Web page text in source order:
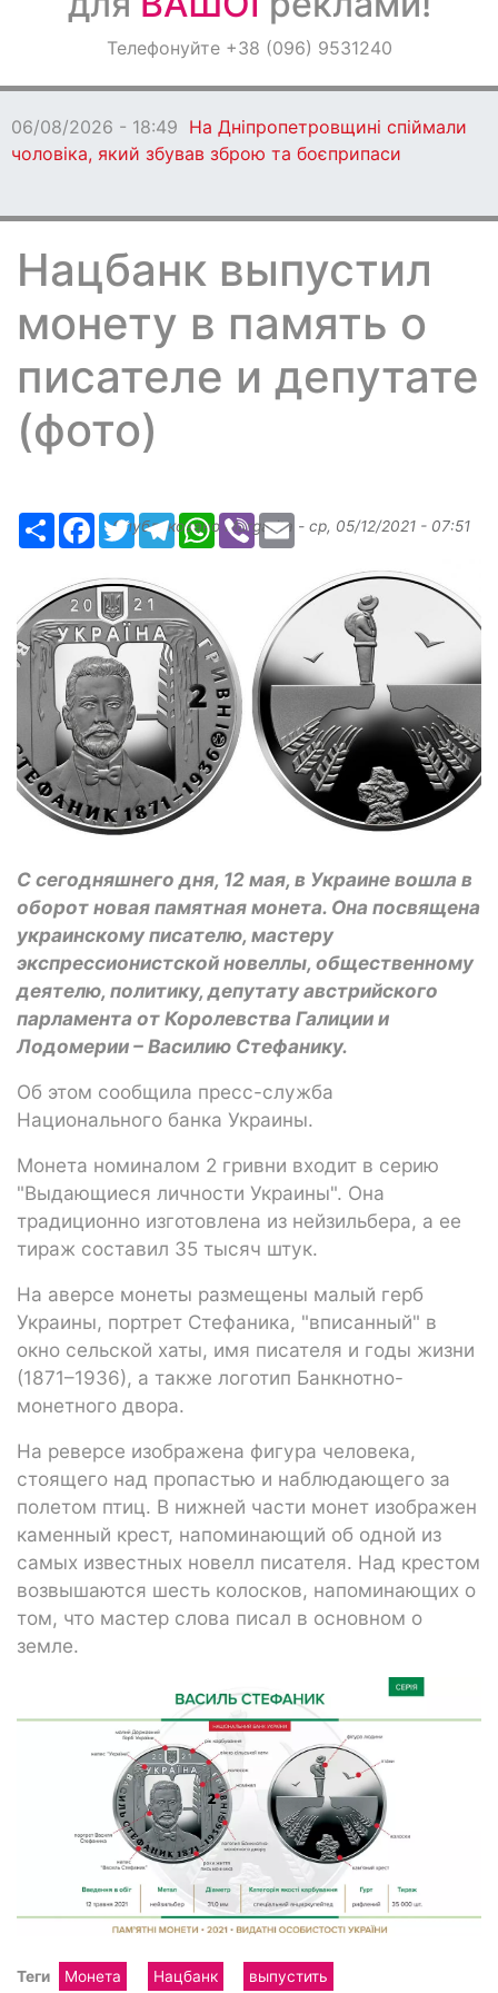
ОголошенняТелефонуйте +38 (096) 9531240
06/08/2026 - 18:49 На Дніпропетровщині спіймали
чоловіка, який збував зброю та боєприпаси
Нацбанк выпустил
монету в память о
писателе и депутате
(фото)
РесурсFacebook
TwitterTelegramWhatsApp
Viber Email
Опубликовано Margarita - ср, 05/12/2021 - 07:51
С сегодняшнего дня, 12 мая, в Украине вошла в
оборот новая памятная монета. Она посвящена
украинскому писателю, мастеру
экспрессионистской новеллы, общественному
деятелю, политику, депутату австрийского
парламента от Королевства Галиции и
Лодомерии – Василию Стефанику.
Об этом сообщила пресс-служба
Национального банка Украины.
Монета номиналом 2 гривни входит в серию
"Выдающиеся личности Украины". Она
традиционно изготовлена из нейзильбера, а ее
тираж составил 35 тысяч штук.
На аверсе монеты размещены малый герб
Украины, портрет Стефаника, "вписанный" в
окно сельской хаты, имя писателя и годы жизни
(1871–1936), а также логотип Банкнотно-
монетного двора.
На реверсе изображена фигура человека,
стоящего над пропастью и наблюдающего за
полетом птиц. В нижней части монет изображен
каменный крест, напоминающий об одной из
самых известных новелл писателя. Над крестом
возвышаются шесть колосков, напоминающих о
том, что мастер слова писал в основном о
земле.
Теги Монета Нацбанк выпустить